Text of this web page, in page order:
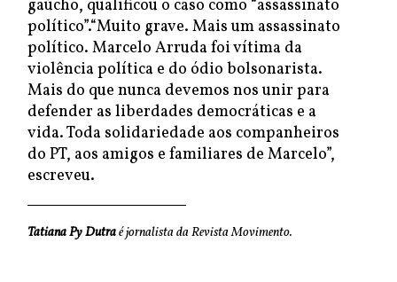
gaúcho, qualificou o caso como “assassinato
político”.“Muito grave. Mais um assassinato
político. Marcelo Arruda foi vítima da
violência política e do ódio bolsonarista.
Mais do que nunca devemos nos unir para
defender as liberdades democráticas e a
vida. Toda solidariedade aos companheiros
do PT, aos amigos e familiares de Marcelo”,
escreveu.
Tatiana Py Dutraé jornalista da Revista Movimento.